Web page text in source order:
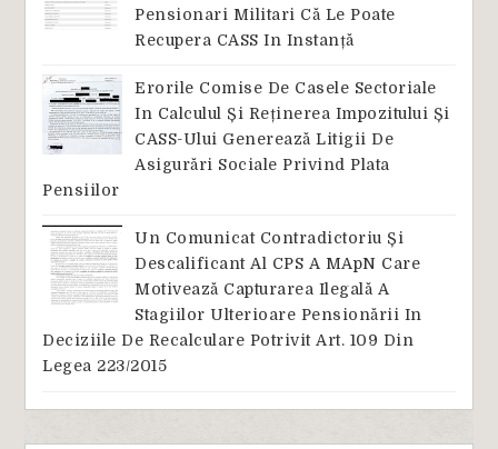
Pensionari Militari Că Le Poate
Recupera CASS In Instanță
Erorile Comise De Casele Sectoriale
In Calculul Și Reținerea Impozitului Și
CASS-Ului Generează Litigii De
Asigurări Sociale Privind Plata
Pensiilor
Un Comunicat Contradictoriu Și
Descalificant Al CPS A MApN Care
Motivează Capturarea Ilegală A
Stagiilor Ulterioare Pensionării In
Deciziile De Recalculare Potrivit Art. 109 Din
Legea 223/2015